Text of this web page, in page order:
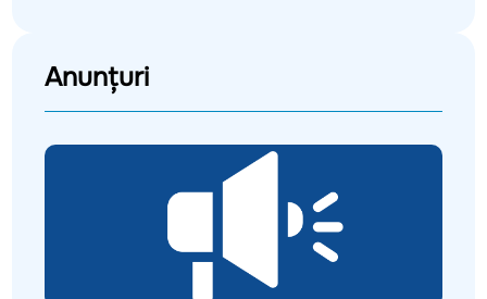
Anunțuri